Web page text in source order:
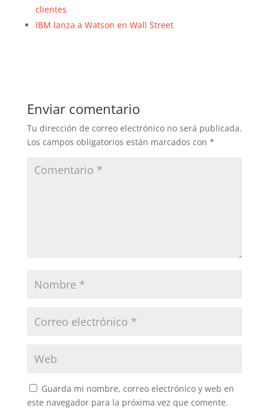
clientes
IBM lanza a Watson en Wall Street
Enviar comentario
Tu dirección de correo electrónico no será publicada.
Los campos obligatorios están marcados con *
Guarda mi nombre, correo electrónico y web en
este navegador para la próxima vez que comente.